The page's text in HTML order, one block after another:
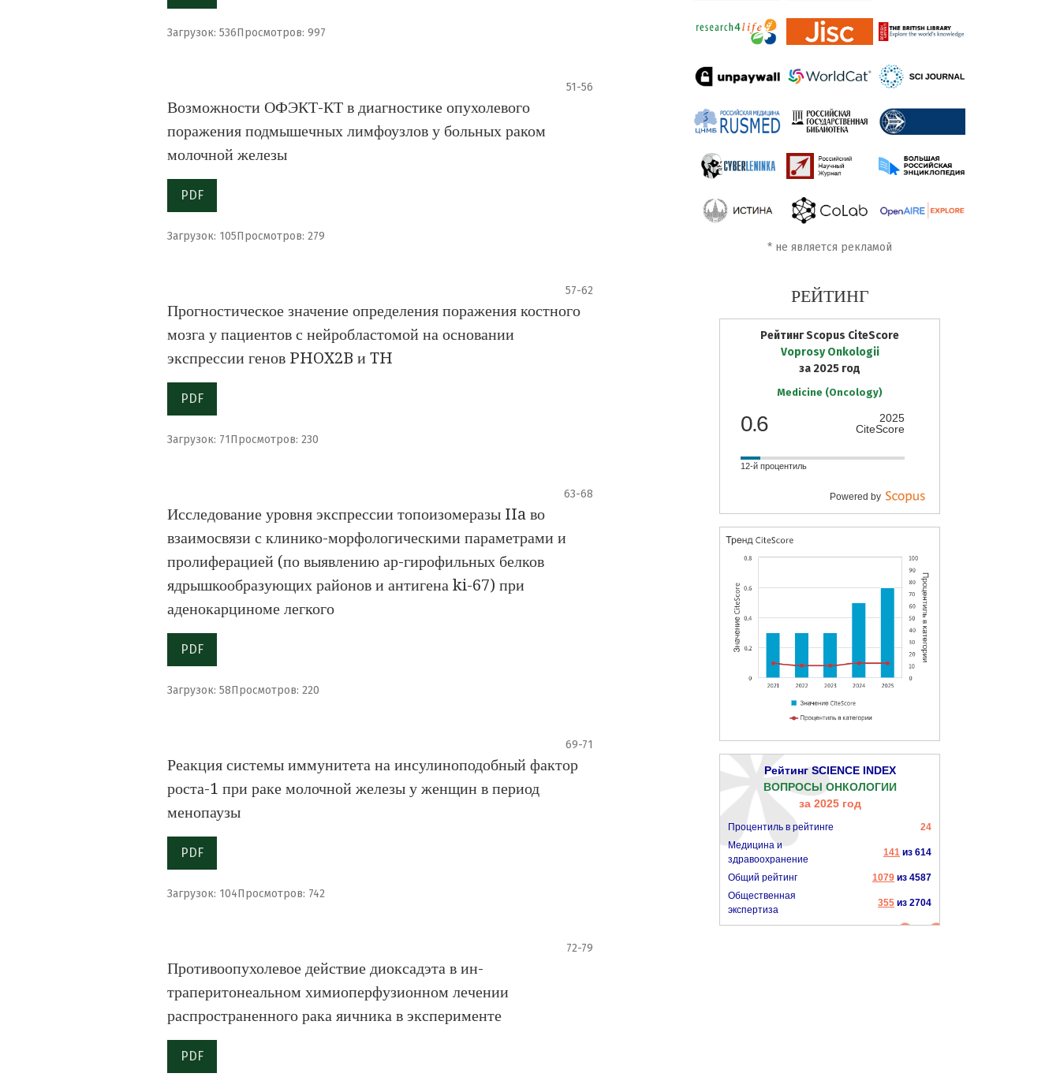
Загрузок: 536Просмотров: 997
51-56
Возможности ОФЭКТ-КТ в диагностике опухолевого
поражения подмышечных лимфоузлов у больных раком
молочной железы
PDF
Загрузок: 105Просмотров: 279
57-62
Прогностическое значение определения поражения костного
мозга у пациентов с нейробластомой на основании
экспрессии генов PHOX2B и TH
PDF
Загрузок: 71Просмотров: 230
63-68
Исследование уровня экспрессии топоизомеразы IIa во
взаимосвязи с клинико-морфологическими параметрами и
пролиферацией (по выявлению ар-гирофильных белков
ядрышкообразующих районов и антигена ki-67) при
аденокарциноме легкого
PDF
Загрузок: 58Просмотров: 220
69-71
Реакция системы иммунитета на инсулиноподобный фактор
роста-1 при раке молочной железы у женщин в период
менопаузы
PDF
Загрузок: 104Просмотров: 742
72-79
Противоопухолевое действие диоксадэта в ин-
траперитонеальном химиоперфузионном лечении
распространенного рака яичника в эксперименте
PDF
* не является рекламой
РЕЙТИНГ
Рейтинг Scopus CiteScore
Voprosy Onkologii
за 2025 год
Medicine (Oncology)
0.6
2025
CiteScore
12-й процентиль
Powered by
Рейтинг SCIENCE INDEX
ВОПРОСЫ ОНКОЛОГИИ
за 2025 год
Процентиль в рейтинге
24
Медицина и
здравоохранение
141из 614
Общий рейтинг 1079из 4587
Общественная
экспертиза
355из 2704